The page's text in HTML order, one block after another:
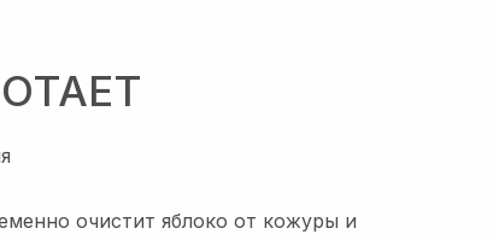
очистит яблоко от кожуры и